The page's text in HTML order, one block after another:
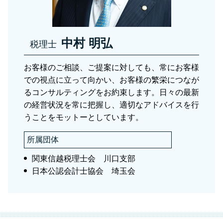
相続税 足立区
資産税 税理士 川口市
税理士 中村 明弘
お客様のご相談、ご提案に対しても、常にお客様
での視点に立って向かい、お客様の繁栄につなが
るコンサルティングをお約束します。日々の最新
の経営状況を常に把握し、適切なアドバイスを行
うことをモットーとしています。
所属団体
関東信越税理士会 川口支部
日本公認会計士協会 埼玉会